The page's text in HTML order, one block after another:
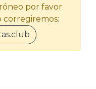
por favor
corregiremos: